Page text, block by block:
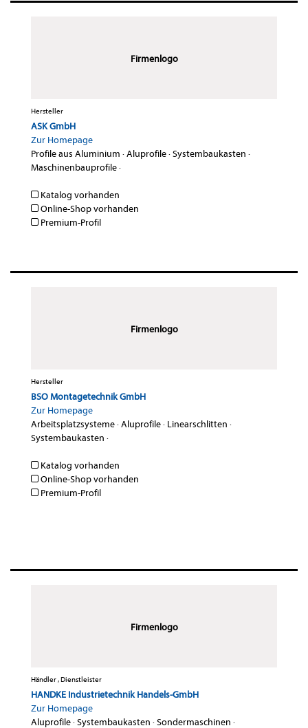
Firmenlogo
Hersteller
ASK GmbH
Zur Homepage
Profile aus Aluminium ·Aluprofile·Systembaukasten ·
Maschinenbauprofile·
Katalog vorhanden
Online-Shop vorhanden
Premium-Profil
Firmenlogo
Hersteller
BSO Montagetechnik GmbH
Zur Homepage
Arbeitsplatzsysteme·Aluprofile· Linearschlitten ·
Systembaukasten ·
Katalog vorhanden
Online-Shop vorhanden
Premium-Profil
Firmenlogo
Händler , Dienstleister
HANDKE Industrietechnik Handels-GmbH
Zur Homepage
Aluprofile·Systembaukasten ·Sondermaschinen ·